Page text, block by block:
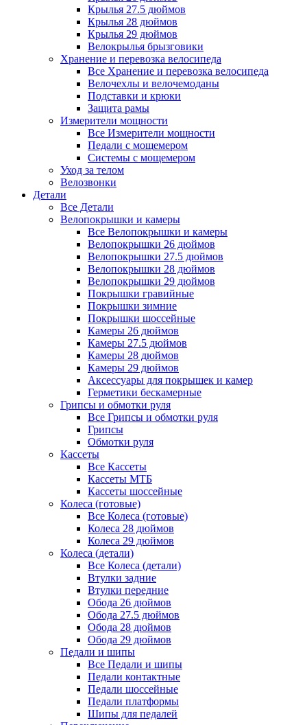
Крылья 27.5 дюймов
Крылья 28 дюймов
Крылья 29 дюймов
Велокрылья брызговики
Хранение и перевозка велосипеда
Все Хранение и перевозка велосипеда
Велочехлы и велочемоданы
Подставки и крюки
Защита рамы
Измерители мощности
Все Измерители мощности
Педали с мощемером
Системы с мощемером
Уход за телом
Велозвонки
Детали
Все Детали
Велопокрышки и камеры
Все Велопокрышки и камеры
Велопокрышки 26 дюймов
Велопокрышки 27.5 дюймов
Велопокрышки 28 дюймов
Велопокрышки 29 дюймов
Покрышки гравийные
Покрышки зимние
Покрышки шоссейные
Камеры 26 дюймов
Камеры 27.5 дюймов
Камеры 28 дюймов
Камеры 29 дюймов
Аксессуары для покрышек и камер
Герметики бескамерные
Грипсы и обмотки руля
Все Грипсы и обмотки руля
Грипсы
Обмотки руля
Кассеты
Все Кассеты
Кассеты МТБ
Кассеты шоссейные
Колеса (готовые)
Все Колеса (готовые)
Колеса 28 дюймов
Колеса 29 дюймов
Колеса (детали)
Все Колеса (детали)
Втулки задние
Втулки передние
Обода 26 дюймов
Обода 27.5 дюймов
Обода 28 дюймов
Обода 29 дюймов
Педали и шипы
Все Педали и шипы
Педали контактные
Педали шоссейные
Педали платформы
Шипы для педалей